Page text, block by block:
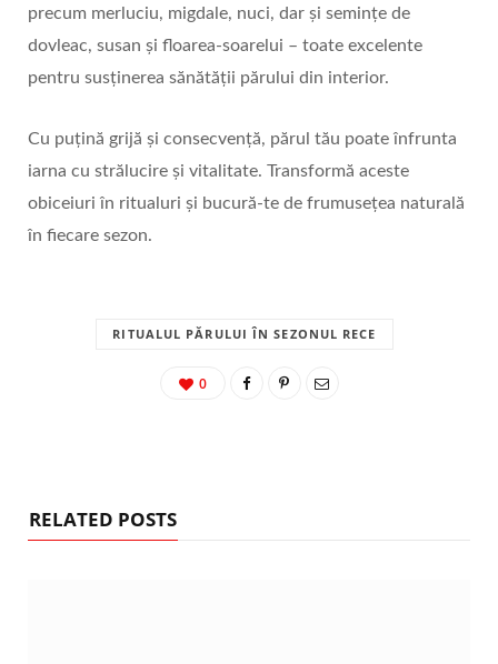
precum merluciu, migdale, nuci, dar și semințe de
dovleac, susan și floarea-soarelui – toate excelente
pentru susținerea sănătății părului din interior.
Cu puțină grijă și consecvență, părul tău poate înfrunta
iarna cu strălucire și vitalitate. Transformă aceste
obiceiuri în ritualuri și bucură-te de frumusețea naturală
în fiecare sezon.
RITUALUL PĂRULUI ÎN SEZONUL RECE
0
RELATED POSTS